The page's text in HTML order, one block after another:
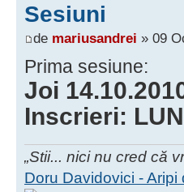
Sesiuni
de mariusandrei » 09
Prima sesiune:
Joi
Inscrieri:
„Stii... nici nu cred că
Doru Davidovici - Aripi